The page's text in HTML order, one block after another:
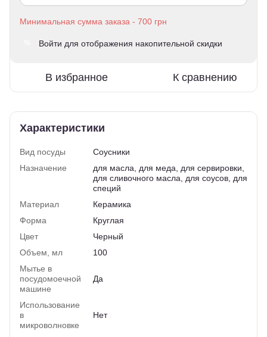
Войти для отображения накопительной скидки
В избранное К сравнению
Характеристики
Вид посуды
Соусники
Назначение
для масла, для меда, для сервировки,
для сливочного масла, для соусов, для
специй
Материал
Керамика
Форма
Круглая
Цвет
Черный
Объем, мл
100
Мытье в
посудомоечной
машине
Да
Использование
в
микроволновке
Нет